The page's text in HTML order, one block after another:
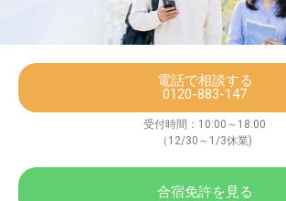
電話で相談する
0120-883-147
受付時間：10:00～18:00
（12/30～1/3休業)
合宿免許を見る